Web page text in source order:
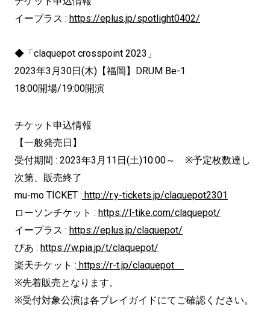
イープラス : https://eplus.jp/spotlight0402/
◆「claquepot crosspoint 2023」
2023年3月30日(木)【福岡】DRUM Be-1
18:00開場/19:00開演
チケット申込情報
【一般発売日】
受付期間 : 2023年3月11日(土)10:00～ ※予定枚数達し
次第、販売終了
mu-mo TICKET : http://r.y-tickets.jp/claquepot2301
ローソンチケット : https://l-tike.com/claquepot/
イープラス : https://eplus.jp/claquepot/
ぴあ : https://w.pia.jp/t/claquepot/
楽天チケット : https://r-t.jp/claquepot
※先着販売となります。
※受付対象公演は各プレイガイドにてご確認ください。